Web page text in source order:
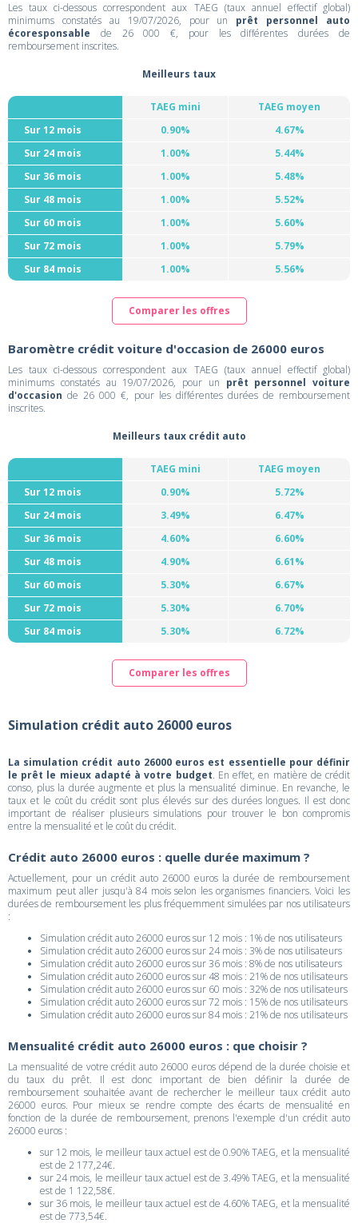
Les taux ci-dessous correspondent aux TAEG (taux annuel effectif global)
minimums constatés au 19/07/2026, pour un prêt personnel auto
écoresponsable de 26 000 €, pour les différentes durées de
remboursement inscrites.
Meilleurs taux
TAEG mini
TAEG moyen
Sur 12 mois
0.90%
4.67%
Sur 24 mois
1.00%
5.44%
Sur 36 mois
1.00%
5.48%
Sur 48 mois
1.00%
5.52%
Sur 60 mois
1.00%
5.60%
Sur 72 mois
1.00%
5.79%
Sur 84 mois
1.00% 5.56%
Comparer les offres
Baromètre crédit voiture d'occasion de 26000 euros
Les taux ci-dessous correspondent aux TAEG (taux annuel effectif global)
minimums constatés au 19/07/2026, pour un prêt personnel voiture
d'occasion de 26 000 €, pour les différentes durées de remboursement
inscrites.
Meilleurs taux crédit auto
TAEG mini
TAEG moyen
Sur 12 mois
0.90%
5.72%
Sur 24 mois
3.49%
6.47%
Sur 36 mois
4.60%
6.60%
Sur 48 mois
4.90%
6.61%
Sur 60 mois
5.30%
6.67%
Sur 72 mois
5.30%
6.70%
Sur 84 mois
5.30% 6.72%
Comparer les offres
Simulation crédit auto 26000 euros
La simulation crédit auto 26000 euros est essentielle pour définir
le prêt le mieux adapté à votre budget. En effet, en matière de crédit
conso, plus la durée augmente et plus la mensualité diminue. En revanche, le
taux et le coût du crédit sont plus élevés sur des durées longues. Il est donc
important de réaliser plusieurs simulations pour trouver le bon compromis
entre la mensualité et le coût du crédit.
Crédit auto 26000 euros : quelle durée maximum ?
Actuellement, pour un crédit auto 26000 euros la durée de remboursement
maximum peut aller jusqu'à 84 mois selon les organismes financiers. Voici les
durées de remboursement les plus fréquemment simulées par nos utilisateurs
:
Simulation crédit auto 26000 euros sur 12 mois : 1% de nos utilisateurs
Simulation crédit auto 26000 euros sur 24 mois : 3% de nos utilisateurs
Simulation crédit auto 26000 euros sur 36 mois : 8% de nos utilisateurs
Simulation crédit auto 26000 euros sur 48 mois : 21% de nos utilisateurs
Simulation crédit auto 26000 euros sur 60 mois : 32% de nos utilisateurs
Simulation crédit auto 26000 euros sur 72 mois : 15% de nos utilisateurs
Simulation crédit auto 26000 euros sur 84 mois : 21% de nos utilisateurs
Mensualité crédit auto 26000 euros : que choisir ?
La mensualité de votre crédit auto 26000 euros dépend de la durée choisie et
du taux du prêt. Il est donc important de bien définir la durée de
remboursement souhaitée avant de rechercher le meilleur taux crédit auto
26000 euros. Pour mieux se rendre compte des écarts de mensualité en
fonction de la durée de remboursement, prenons l'exemple d'un crédit auto
26000 euros :
sur 12 mois, le meilleur taux actuel est de 0.90% TAEG, et la mensualité
est de 2 177,24€.
sur 24 mois, le meilleur taux actuel est de 3.49% TAEG, et la mensualité
est de 1 122,58€.
sur 36 mois, le meilleur taux actuel est de 4.60% TAEG, et la mensualité
est de 773,54€.